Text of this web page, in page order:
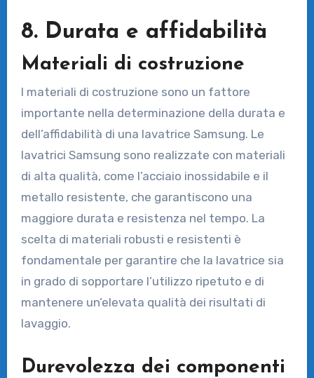
8. Durata e affidabilità
Materiali di costruzione
I materiali di costruzione sono un fattore
importante nella determinazione della durata e
dell’affidabilità di una lavatrice Samsung. Le
lavatrici Samsung sono realizzate con materiali
di alta qualità, come l’acciaio inossidabile e il
metallo resistente, che garantiscono una
maggiore durata e resistenza nel tempo. La
scelta di materiali robusti e resistenti è
fondamentale per garantire che la lavatrice sia
in grado di sopportare l’utilizzo ripetuto e di
mantenere un’elevata qualità dei risultati di
lavaggio.
Durevolezza dei componenti